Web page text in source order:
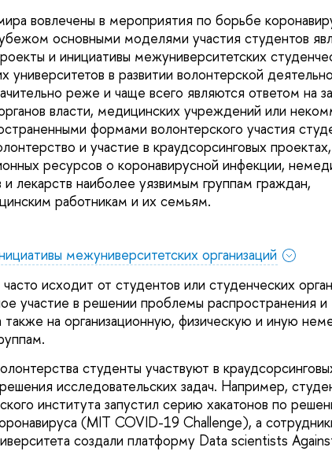
вовлечены в мероприятия по борьбе
основными моделями участия студентов
и инициативы межуниверситетских
университетов в развитии волонтерской
реже и чаще всего являются ответом на
власти, медицинских учреждений или
формами волонтерского участия
и участие в краудсорсинговых
ресурсов о коронавирусной инфекции,
лекарств наиболее уязвимым группам граждан,
работникам и их семьям.
межуниверситетских организаций
исходит от студентов или студенческих
участие в решении проблемы распространения и
также на организационную, физическую и иную
студенты участвуют в
исследовательских задач. Например,
института запустил серию хакатонов по
(MIT COVID-19 Challenge), а
создали платформу Data scientists